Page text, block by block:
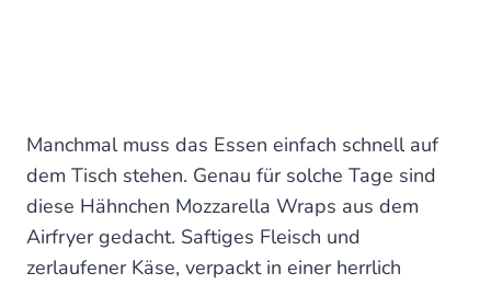
Manchmal muss das Essen einfach schnell auf
dem Tisch stehen. Genau für solche Tage sind
diese Hähnchen Mozzarella Wraps aus dem
Airfryer gedacht. Saftiges Fleisch und
zerlaufener Käse, verpackt in einer herrlich